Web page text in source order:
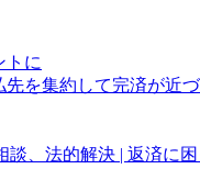
トに
を集約して完済が近づ
、法的解決 | 返済に